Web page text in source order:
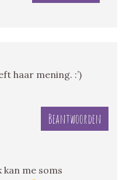
haar mening. :’)
Beantwoorden
me soms